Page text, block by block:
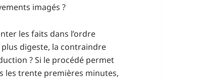
imagés ?
les faits dans l’ordre
digeste, la contraindre
? Si le procédé permet
les trente premières minutes,